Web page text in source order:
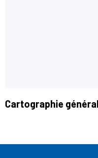
Cartographie